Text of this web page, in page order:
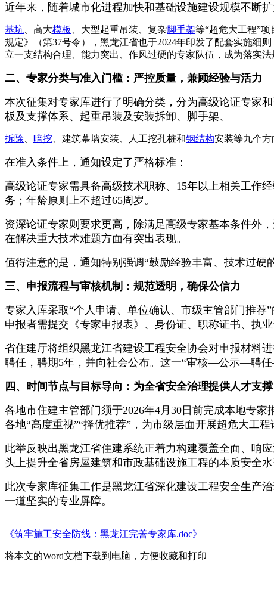
近年来，随着城市化进程加快和基础设施建设规模不断
基坑 、高大模板 、大型起重吊装、复杂脚手架等“超危大工程”
规定》（第37号令），黑龙江省也于2024年印发了配套实施细
立一支结构合理、能力突出、作风过硬的专家队伍，成为落实
二、专家分类与准入门槛：严控质量，兼顾经验与活力
本次征集对专家库进行了明确分类，分为高级论证专家
板及支撑体系、起重吊装及安装拆卸、脚手架、
拆除 暗挖 、建筑幕墙安装、人工挖孔桩和钢结构安装等九个方
在准入条件上，通知设定了严格标准：
高级论证专家需具备高级技术职称、15年以上相关工作
务；年龄原则上不超过65周岁。
资深论证专家则要求更高，除满足高级专家基本条件外
在解决重大技术难题方面有突出表现。
值得注意的是，通知特别强调“鼓励经验丰富、技术过硬
三、申报流程与审核机制：规范透明，确保公信力
专家入库采取“个人申请、单位确认、市级主管部门推
申报者需提交《专家申报表》、身份证、职称证书、执
省住建厅将组织黑龙江省建设工程安全协会对申报材料
聘任，聘期5年，并向社会公布。这一“审核—公示—聘
四、时间节点与目标导向：为全省安全治理提供人才支撑
各地市住建主管部门须于2026年4月30日前完成本地专
各地“高度重视”“择优推荐”，为市级层面开展超危大工程
此举反映出黑龙江省住建系统正着力构建覆盖全面、响
头上提升全省房屋建筑和市政基础设施工程的本质安全水
此次专家库征集工作是黑龙江省深化建设工程安全生产
一道坚实的专业屏障。
《筑牢施工安全防线：黑龙江完善专家库.doc》
将本文的Word文档下载到电脑，方便收藏和打印